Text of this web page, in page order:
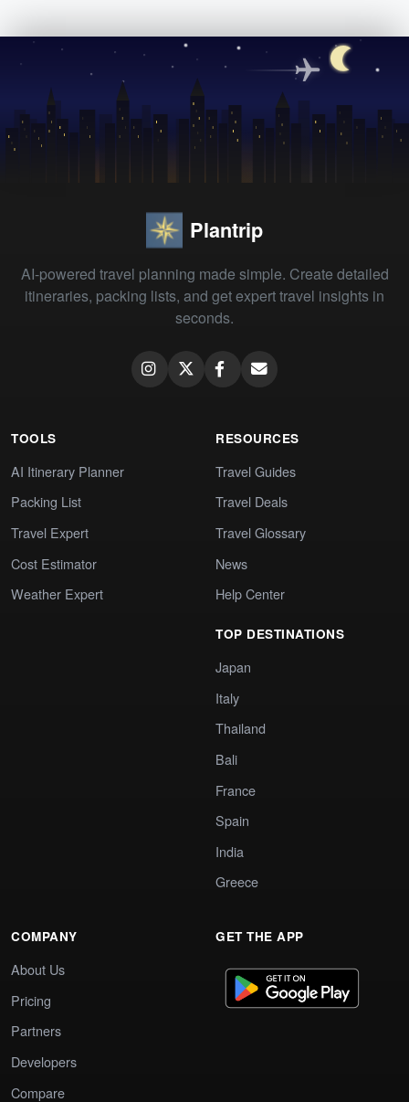
Plantrip
AI-powered travel planning made simple. Create detailed
itineraries, packing lists, and get expert travel insights in
seconds.
TOOLS
AI Itinerary Planner
Packing List
Travel Expert
Cost Estimator
Weather Expert
RESOURCES
Travel Guides
Travel Deals
Travel Glossary
News
Help Center
TOP DESTINATIONS
Japan
Italy
Thailand
Bali
France
Spain
India
Greece
COMPANY
About Us
Pricing
Partners
Developers
Compare
GET THE APP